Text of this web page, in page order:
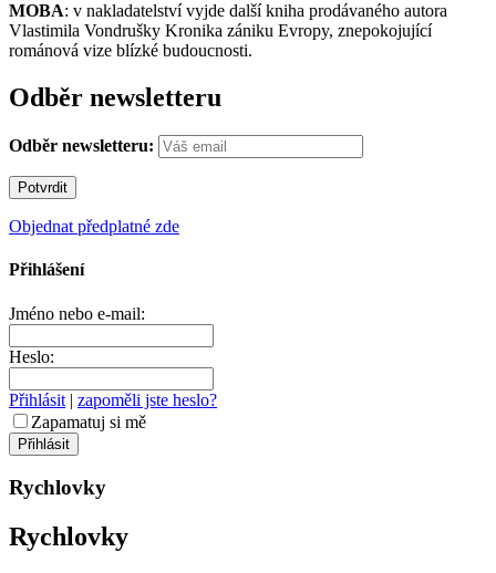
MOBA: v nakladatelství vyjde další kniha prodávaného autora
Vlastimila Vondrušky Kronika zániku Evropy, znepokojující
románová vize blízké budoucnosti.
Odběr newsletteru
Odběr newsletteru:
Objednat předplatné zde
Přihlášení
Jméno nebo e-mail:
Heslo:
Přihlásit | zapoměli jste heslo?
Zapamatuj si mě
Rychlovky
Rychlovky